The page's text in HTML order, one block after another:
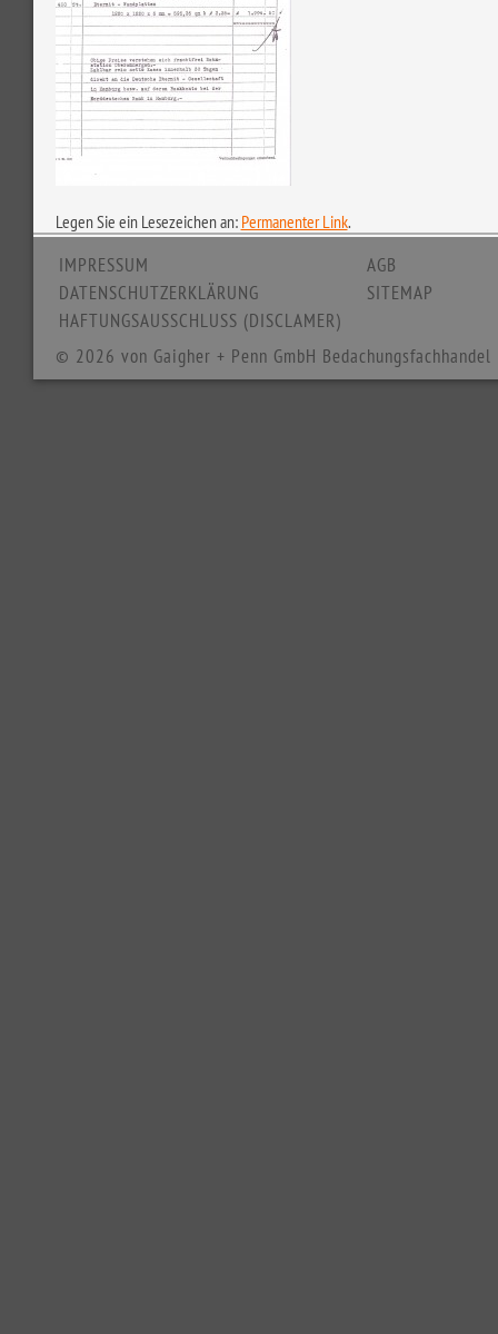
Legen Sie ein Lesezeichen an: Permanenter Link.
IMPRESSUM
DATENSCHUTZERKLÄRUNG
HAFTUNGSAUSSCHLUSS (DISCLAMER)
AGB
SITEMAP
© 2026 von Gaigher + Penn GmbH Bedachungsfachhandel